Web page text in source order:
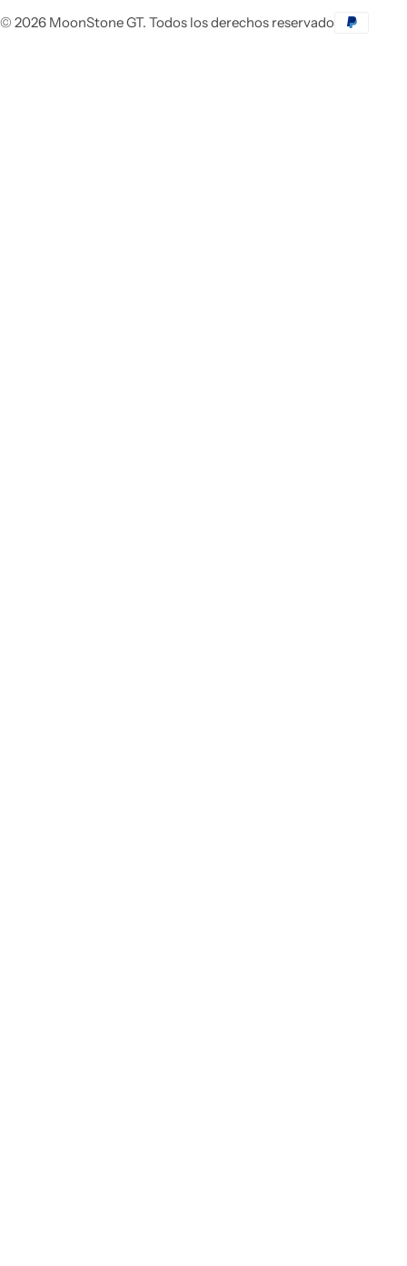
© 2026 MoonStone GT. Todos los derechos reservado